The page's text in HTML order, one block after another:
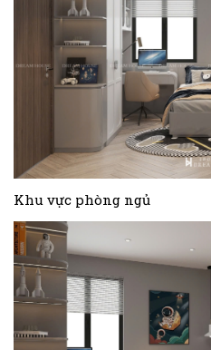
Khu vực phòng ngủ